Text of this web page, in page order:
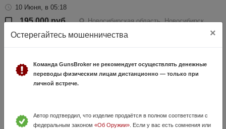
10 Июня, в 05:18
195 000 руб.
Новосибирская область, Новосибирск
Ружье в идеальном состоянии. Чистилось и обслуживалось строго
магазина разной д...
Остерегайтесь мошенничества ×
Команда GunsBroker не рекомендует осуществлять денежные
переводы физическим лицам дистанционно — только при
личной встрече.
Автор подтвердил, что изделие продаётся в полном соответствии с
федеральным законом «Об Оружии». Если у вас есть сомнения или